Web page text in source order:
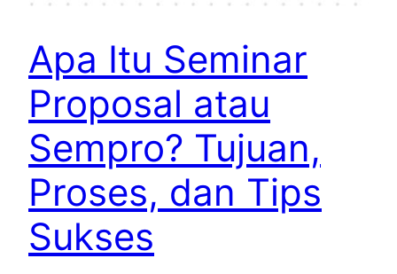
Apa Itu Seminar
Proposal atau
Sempro? Tujuan,
Proses, dan Tips
Sukses